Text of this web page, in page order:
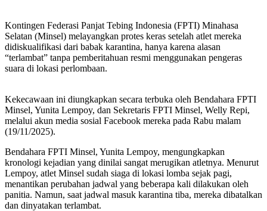
Kontingen Federasi Panjat Tebing Indonesia (FPTI) Minahasa
Selatan (Minsel) melayangkan protes keras setelah atlet mereka
didiskualifikasi dari babak karantina, hanya karena alasan
“terlambat” tanpa pemberitahuan resmi menggunakan pengeras
suara di lokasi perlombaan.
Kekecawaan ini diungkapkan secara terbuka oleh Bendahara FPTI
Minsel, Yunita Lempoy, dan Sekretaris FPTI Minsel, Welly Repi,
melalui akun media sosial Facebook mereka pada Rabu malam
(19/11/2025).
Bendahara FPTI Minsel, Yunita Lempoy, mengungkapkan
kronologi kejadian yang dinilai sangat merugikan atletnya. Menurut
Lempoy, atlet Minsel sudah siaga di lokasi lomba sejak pagi,
menantikan perubahan jadwal yang beberapa kali dilakukan oleh
panitia. Namun, saat jadwal masuk karantina tiba, mereka dibatalkan
dan dinyatakan terlambat.